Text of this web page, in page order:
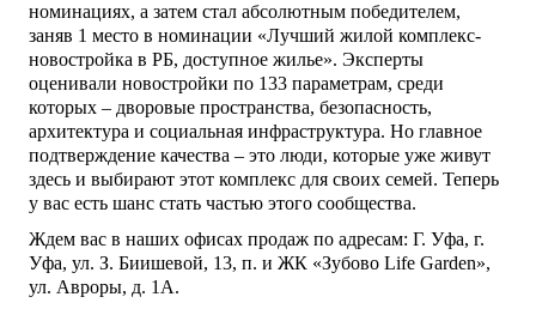
номинациях, а затем стал абсолютным победителем,
заняв 1 место в номинации «Лучший жилой комплекс-
новостройка в РБ, доступное жилье». Эксперты
оценивали новостройки по 133 параметрам, среди
которых – дворовые пространства, безопасность,
архитектура и социальная инфраструктура. Но главное
подтверждение качества – это люди, которые уже живут
здесь и выбирают этот комплекс для своих семей. Теперь
у вас есть шанс стать частью этого сообщества.
Ждем вас в наших офисах продаж по адресам: Г. Уфа, г.
Уфа, ул. З. Биишевой, 13, п. и ЖК «Зубово Life Garden»,
ул. Авроры, д. 1А.